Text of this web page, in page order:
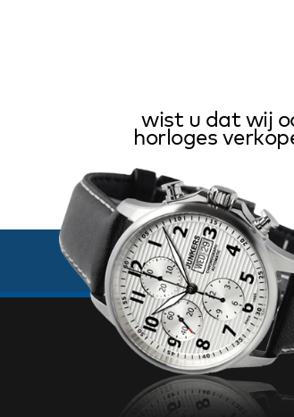
wist u dat wij
horloges